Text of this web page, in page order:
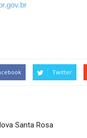
Twitter
Santa Rosa